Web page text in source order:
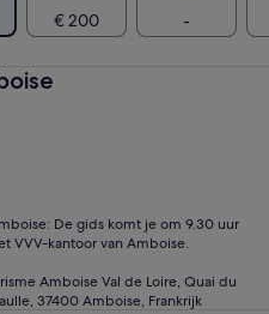
€ 200 -
De gids komt je om 9.30 uur
VVV-kantoor van Amboise.
Amboise Val de Loire, Quai du
37400 Amboise, Frankrijk